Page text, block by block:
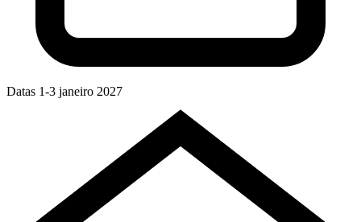
Datas 1-3 janeiro 2027